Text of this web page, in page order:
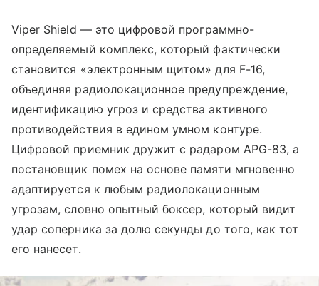
Viper Shield — это цифровой программно-
определяемый комплекс, который фактически
становится «электронным щитом» для F-16,
объединяя радиолокационное предупреждение,
идентификацию угроз и средства активного
противодействия в едином умном контуре.
Цифровой приемник дружит с радаром APG-83, а
постановщик помех на основе памяти мгновенно
адаптируется к любым радиолокационным
угрозам, словно опытный боксер, который видит
удар соперника за долю секунды до того, как тот
его нанесет.